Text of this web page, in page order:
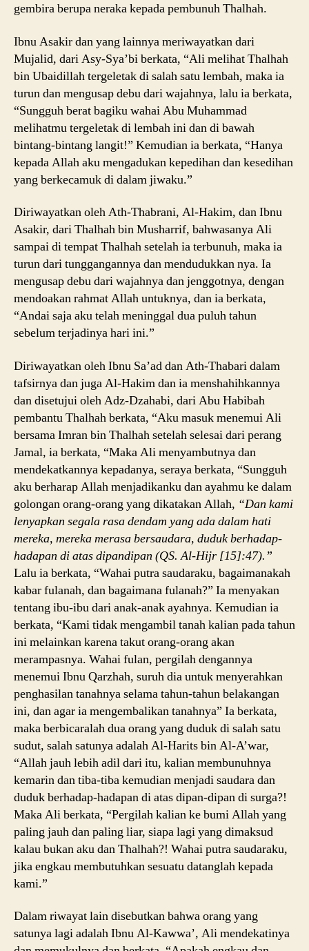
gembira berupa neraka kepada pembunuh Thalhah.
Ibnu Asakir dan yang lainnya meriwayatkan dari
Mujalid, dari Asy-Sya’bi berkata, “Ali melihat Thalhah
bin Ubaidillah tergeletak di salah satu lembah, maka ia
turun dan mengusap debu dari wajahnya, lalu ia berkata,
“Sungguh berat bagiku wahai Abu Muhammad
melihatmu tergeletak di lembah ini dan di bawah
bintang-bintang langit!” Kemudian ia berkata, “Hanya
kepada Allah aku mengadukan kepedihan dan kesedihan
yang berkecamuk di dalam jiwaku.”
Diriwayatkan oleh Ath-Thabrani, Al-Hakim, dan Ibnu
Asakir, dari Thalhah bin Musharrif, bahwasanya Ali
sampai di tempat Thalhah setelah ia terbunuh, maka ia
turun dari tunggangannya dan mendudukkan nya. Ia
mengusap debu dari wajahnya dan jenggotnya, dengan
mendoakan rahmat Allah untuknya, dan ia berkata,
“Andai saja aku telah meninggal dua puluh tahun
sebelum terjadinya hari ini.”
Diriwayatkan oleh Ibnu Sa’ad dan Ath-Thabari dalam
tafsirnya dan juga Al-Hakim dan ia menshahihkannya
dan disetujui oleh Adz-Dzahabi, dari Abu Habibah
pembantu Thalhah berkata, “Aku masuk menemui Ali
bersama Imran bin Thalhah setelah selesai dari perang
Jamal, ia berkata, “Maka Ali menyambutnya dan
mendekatkannya kepadanya, seraya berkata, “Sungguh
aku berharap Allah menjadikanku dan ayahmu ke dalam
golongan orang-orang yang dikatakan Allah, “Dan kami
lenyapkan segala rasa dendam yang ada dalam hati
mereka, mereka merasa bersaudara, duduk berhadap-
hadapan di atas dipandipan (QS. Al-Hijr [15]:47).”
Lalu ia berkata, “Wahai putra saudaraku, bagaimanakah
kabar fulanah, dan bagaimana fulanah?” Ia menyakan
tentang ibu-ibu dari anak-anak ayahnya. Kemudian ia
berkata, “Kami tidak mengambil tanah kalian pada tahun
ini melainkan karena takut orang-orang akan
merampasnya. Wahai fulan, pergilah dengannya
menemui Ibnu Qarzhah, suruh dia untuk menyerahkan
penghasilan tanahnya selama tahun-tahun belakangan
ini, dan agar ia mengembalikan tanahnya” Ia berkata,
maka berbicaralah dua orang yang duduk di salah satu
sudut, salah satunya adalah Al-Harits bin Al-A’war,
“Allah jauh lebih adil dari itu, kalian membunuhnya
kemarin dan tiba-tiba kemudian menjadi saudara dan
duduk berhadap-hadapan di atas dipan-dipan di surga?!
Maka Ali berkata, “Pergilah kalian ke bumi Allah yang
paling jauh dan paling liar, siapa lagi yang dimaksud
kalau bukan aku dan Thalhah?! Wahai putra saudaraku,
jika engkau membutuhkan sesuatu datanglah kepada
kami.”
Dalam riwayat lain disebutkan bahwa orang yang
satunya lagi adalah Ibnu Al-Kawwa’, Ali mendekatinya